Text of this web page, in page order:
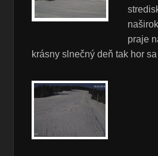
praje
krásny slnečný deň tak hor